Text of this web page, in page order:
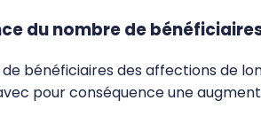
du nombre de
bénéficiaires des affections de
pour conséquence une